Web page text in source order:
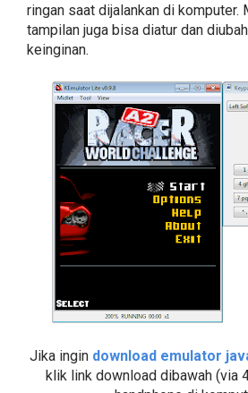
ringan saat dijalankan di komputer.
tampilan juga bisa diatur dan
keinginan.
Jika ingin download emulator
klik link download dibawah (via